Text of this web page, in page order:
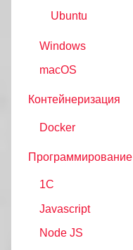
Ubuntu
Windows
macOS
Контейнеризация
Docker
Программирование
1C
Javascript
Node JS